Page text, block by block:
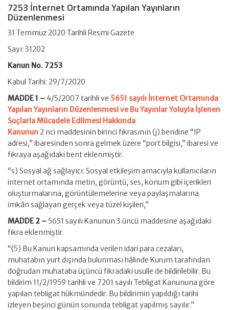
7253 İnternet Ortamında Yapılan Yayınların
Düzenlenmesi
31 Temmuz 2020 Tarihli Resmi Gazete
Sayı: 31202
Kanun No. 7253
Kabul Tarihi: 29/7/2020
MADDE 1 – 4/5/2007 tarihli ve 5651 sayılı İnternet Ortamında
Yapılan Yayınların Düzenlenmesi ve Bu Yayınlar Yoluyla İşlenen
Suçlarla Mücadele Edilmesi Hakkında
Kanunun2 nci maddesinin birinci fıkrasının (j) bendine “IP
adresi,” ibaresinden sonra gelmek üzere “port bilgisi,” ibaresi ve
fıkraya aşağıdaki bent eklenmiştir.
“s) Sosyal ağ sağlayıcı: Sosyal etkileşim amacıyla kullanıcıların
internet ortamında metin, görüntü, ses, konum gibi içerikleri
oluşturmalarına, görüntülemelerine veya paylaşmalarına
imkân sağlayan gerçek veya tüzel kişileri,”
MADDE 2 – 5651 sayılı Kanunun 3 üncü maddesine aşağıdaki
fıkra eklenmiştir.
“(5) Bu Kanun kapsamında verilen idari para cezaları,
muhatabın yurt dışında bulunması hâlinde Kurum tarafından
doğrudan muhataba üçüncü fıkradaki usulle de bildirilebilir. Bu
bildirim 11/2/1959 tarihli ve 7201 sayılı Tebligat Kanununa göre
yapılan tebligat hükmündedir. Bu bildirimin yapıldığı tarihi
izleyen beşinci günün sonunda tebligat yapılmış sayılır.”